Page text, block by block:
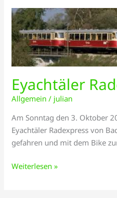
Eyachtäler
Allgemein / julian
Am Sonntag den 3. Oktober
Eyachtäler Radexpress von
gefahren und mit dem Bike
Eyachtäler
Radexpress
Weiterlesen »